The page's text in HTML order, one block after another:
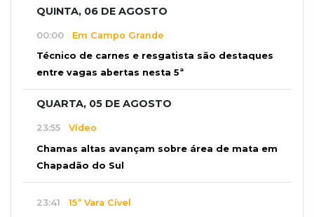
QUINTA, 06 DE AGOSTO
00:00 Em Campo Grande
Técnico de carnes e resgatista são destaques
entre vagas abertas nesta 5ª
QUARTA, 05 DE AGOSTO
23:55 Vídeo
Chamas altas avançam sobre área de mata em
Chapadão do Sul
23:41 15ª Vara Cível